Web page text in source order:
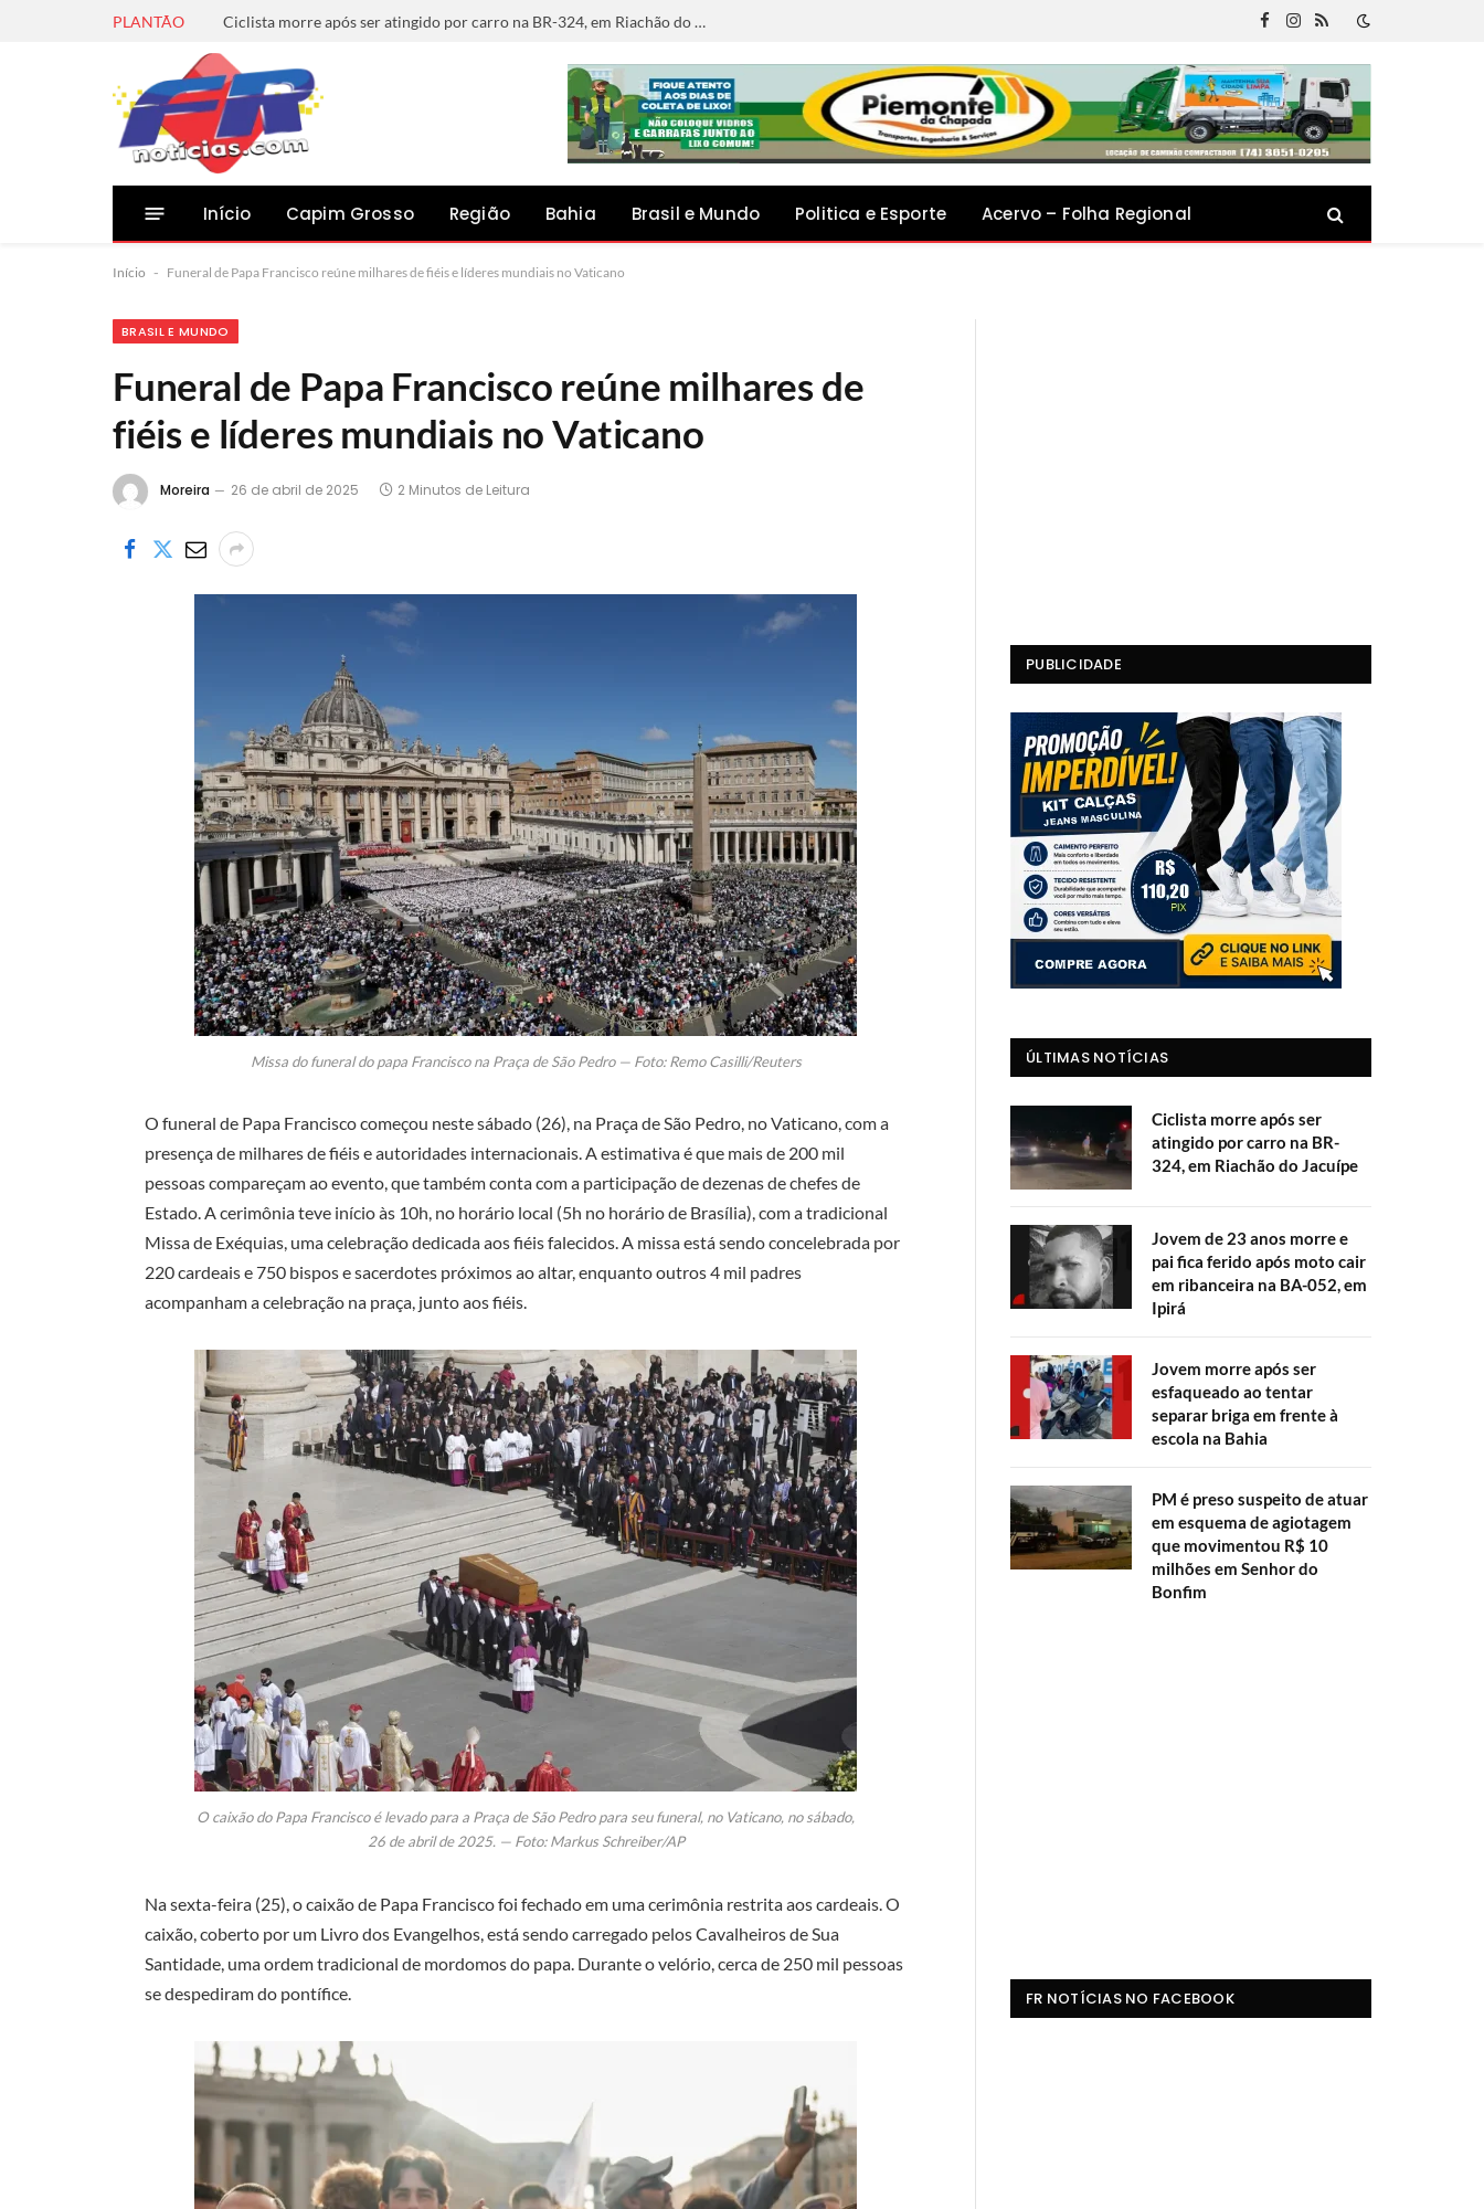
PLANTÃO Ciclista morre após ser atingido por carro na BR-324, em Riachão do Jacuípe
Facebook
Instagram
RSS
Início Capim Grosso Região Bahia Brasil e Mundo Politica e Esporte Acervo – Folha Regional
Início - Funeral de Papa Francisco reúne milhares de fiéis e líderes mundiais no Vaticano
BRASIL E MUNDO
Funeral de Papa Francisco reúne milhares de
fiéis e líderes mundiais no Vaticano
Moreira 26 de abril de 2025 2 Minutos de Leitura
Missa do funeral do papa Francisco na Praça de São Pedro — Foto: Remo Casilli/Reuters
O funeral de Papa Francisco começou neste sábado (26), na Praça de São Pedro, no Vaticano, com a
presença de milhares de fiéis e autoridades internacionais. A estimativa é que mais de 200 mil
pessoas compareçam ao evento, que também conta com a participação de dezenas de chefes de
Estado. A cerimônia teve início às 10h, no horário local (5h no horário de Brasília), com a tradicional
Missa de Exéquias, uma celebração dedicada aos fiéis falecidos. A missa está sendo concelebrada por
220 cardeais e 750 bispos e sacerdotes próximos ao altar, enquanto outros 4 mil padres
acompanham a celebração na praça, junto aos fiéis.
O caixão do Papa Francisco é levado para a Praça de São Pedro para seu funeral, no Vaticano, no sábado,
26 de abril de 2025. — Foto: Markus Schreiber/AP
Na sexta-feira (25), o caixão de Papa Francisco foi fechado em uma cerimônia restrita aos cardeais. O
caixão, coberto por um Livro dos Evangelhos, está sendo carregado pelos Cavalheiros de Sua
Santidade, uma ordem tradicional de mordomos do papa. Durante o velório, cerca de 250 mil pessoas
se despediram do pontífice.
PUBLICIDADE
ÚLTIMAS NOTÍCIAS
Ciclista morre após ser
atingido por carro na BR-
324, em Riachão do Jacuípe
Jovem de 23 anos morre e
pai fica ferido após moto cair
em ribanceira na BA-052, em
Ipirá
Jovem morre após ser
esfaqueado ao tentar
separar briga em frente à
escola na Bahia
PM é preso suspeito de atuar
em esquema de agiotagem
que movimentou R$ 10
milhões em Senhor do
Bonfim
FR NOTÍCIAS NO FACEBOOK